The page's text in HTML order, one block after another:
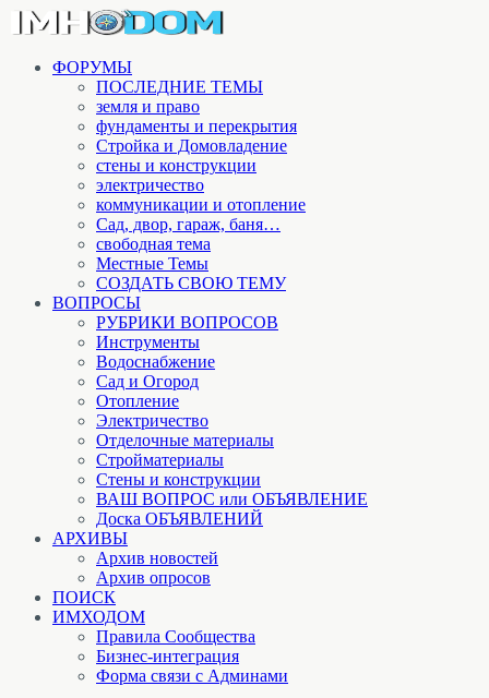
ФОРУМЫ
ПОСЛЕДНИЕ ТЕМЫ
земля и право
фундаменты и перекрытия
Стройка и Домовладение
стены и конструкции
электричество
коммуникации и отопление
Cад, двор, гараж, баня…
свободная тема
Местные Темы
СОЗДАТЬ СВОЮ ТЕМУ
ВОПРОСЫ
РУБРИКИ ВОПРОСОВ
Инструменты
Водоснабжение
Сад и Огород
Отопление
Электричество
Отделочные материалы
Стройматериалы
Стены и конструкции
ВАШ ВОПРОС или ОБЪЯВЛЕНИЕ
Доска ОБЪЯВЛЕНИЙ
АРХИВЫ
Архив новостей
Архив опросов
ПОИСК
ИМХОДОМ
Правила Сообщества
Бизнес-интеграция
Форма связи с Админами